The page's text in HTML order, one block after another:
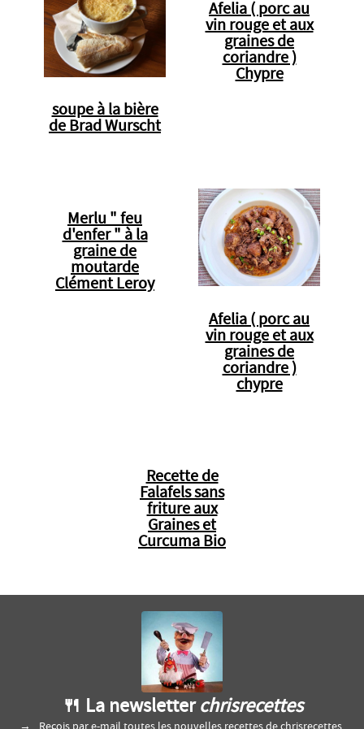
soupe à la bière
de Brad Wurscht
Afelia ( porc au
vin rouge et aux
graines de
coriandre )
Chypre
Merlu " feu
d'enfer " à la
graine de
moutarde
Clément Leroy
Afelia ( porc au
vin rouge et aux
graines de
coriandre )
chypre
Recette de
Falafels sans
friture aux
Graines et
Curcuma Bio
🍴 La newsletter chrisrecettes